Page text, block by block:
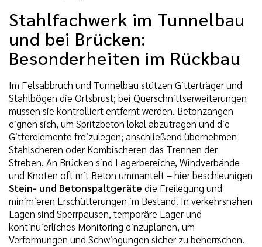
Stahlfachwerk im Tunnelbau
und bei Brücken:
Besonderheiten im Rückbau
Im Felsabbruch und Tunnelbau stützen Gitterträger und
Stahlbögen die Ortsbrust; bei Querschnittserweiterungen
müssen sie kontrolliert entfernt werden. Betonzangen
eignen sich, um Spritzbeton lokal abzutragen und die
Gitterelemente freizulegen; anschließend übernehmen
Stahlscheren oder Kombischeren das Trennen der
Streben. An Brücken sind Lagerbereiche, Windverbände
und Knoten oft mit Beton ummantelt – hier beschleunigen
Stein- und Betonspaltgeräte die Freilegung und
minimieren Erschütterungen im Bestand. In verkehrsnahen
Lagen sind Sperrpausen, temporäre Lager und
kontinuierliches Monitoring einzuplanen, um
Verformungen und Schwingungen sicher zu beherrschen.